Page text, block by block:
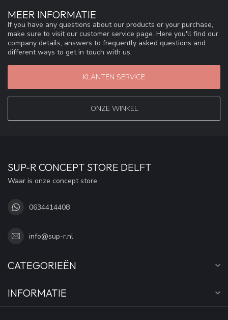
MEER INFORMATIE
If you have any questions about our products or your purchase,
make sure to visit our customer service page. Here you'll find our
company details, answers to frequently asked questions and
different ways to get in touch with us.
KLANTEN SERVICE
ONZE WINKEL
SUP-R CONCEPT STORE DELFT
Waar is onze concept store
0634414408
info@sup-r.nl
CATEGORIEËN
INFORMATIE